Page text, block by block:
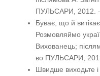
ПУЛЬСАРИ, 2012.
Буває, що й
Розмовляймо
Вихованець;
во ПУЛЬСАРИ,
Швидше виходьте і